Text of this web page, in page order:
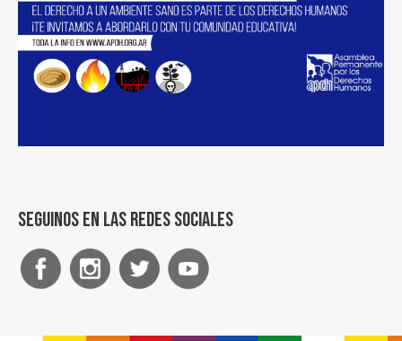
Seguinos en las redes sociales